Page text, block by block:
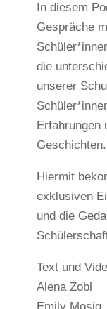
In diesem
Gespräche
die
unserer
Erfahrungen
Geschichten.
Hiermit
exklusiven
und die
Text und
Alena Zobl